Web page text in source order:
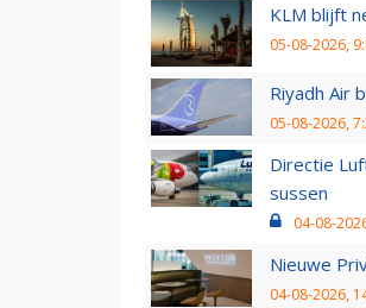
KLM blijft
05-08-2026,
Riyadh Air
05-08-2026,
Directie
sussen
04-08-
Nieuwe
04-08-2026,